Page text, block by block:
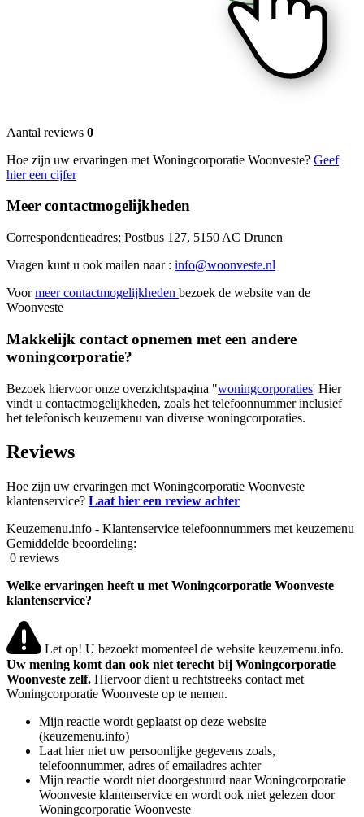
Aantal reviews 0
Hoe zijn uw ervaringen met Woningcorporatie Woonveste? Geef
hier een cijfer
Meer contactmogelijkheden
Correspondentieadres; Postbus 127, 5150 AC Drunen
Vragen kunt u ook mailen naar : info@woonveste.nl
Voormeer contactmogelijkheden bezoek de website van de
Woonveste
Makkelijk contact opnemen met een andere
woningcorporatie?
Bezoek hiervoor onze overzichtspagina "woningcorporaties' Hier
vindt u contactmogelijkheden, zoals het telefoonnummer inclusief
het telefonisch keuzemenu van diverse woningcorporaties.
Reviews
Hoe zijn uw ervaringen met Woningcorporatie Woonveste
klantenservice? Laat hier een review achter
Keuzemenu.info - Klantenservice telefoonnummers met keuzemenu
Gemiddelde beoordeling:
0 reviews
Welke ervaringen heeft u met Woningcorporatie Woonveste
klantenservice?
Let op! U bezoekt momenteel de website keuzemenu.info.
Uw mening komt dan ook niet terecht bij Woningcorporatie
Woonveste zelf. Hiervoor dient u rechtstreeks contact met
Woningcorporatie Woonveste op te nemen.
Mijn reactie wordt geplaatst op deze website
(keuzemenu.info)
Laat hier niet uw persoonlijke gegevens zoals,
telefoonnummer, adres of emailadres achter
Mijn reactie wordt niet doorgestuurd naar Woningcorporatie
Woonveste klantenservice en wordt ook niet gelezen door
Woningcorporatie Woonveste